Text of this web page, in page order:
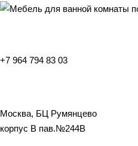
+7 964 794 83 03
Москва, БЦ Румянцево
корпус B пав.№244B